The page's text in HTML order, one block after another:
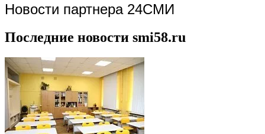
Новости партнера 24СМИ
Последние новости smi58.ru